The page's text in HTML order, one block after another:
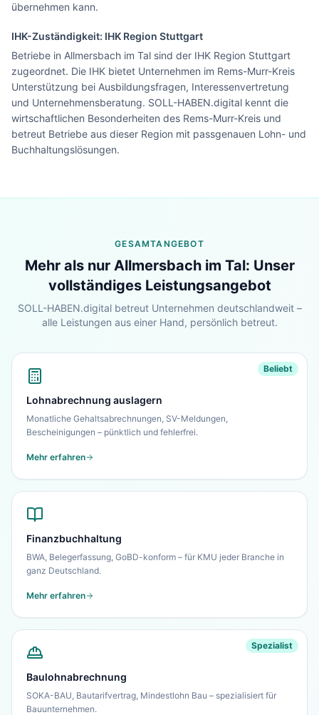
Lohn & Buchhaltung inAllmersbach im
Tal
Sehen Sie unser komplettes Angebot für Ihr
Unternehmen – in 30 Sekunden alles auf einen
Blick.
übernehmen kann.
IHK-Zuständigkeit: IHK Region Stuttgart
Betriebe in Allmersbach im Tal sind der IHK Region Stuttgart
zugeordnet. Die IHK bietet Unternehmen im Rems-Murr-Kreis
Unterstützung bei Ausbildungsfragen, Interessenvertretung
und Unternehmensberatung. SOLL-HABEN.digital kennt die
wirtschaftlichen Besonderheiten des Rems-Murr-Kreis und
betreut Betriebe aus dieser Region mit passgenauen Lohn- und
Buchhaltungslösungen.
GESAMTANGEBOT
Mehr als nur Allmersbach im Tal: Unser
vollständiges Leistungsangebot
SOLL-HABEN.digital betreut Unternehmen deutschlandweit –
alle Leistungen aus einer Hand, persönlich betreut.
Beliebt
Lohnabrechnung auslagern
Monatliche Gehaltsabrechnungen, SV-Meldungen,
Bescheinigungen – pünktlich und fehlerfrei.
Mehr erfahren
Finanzbuchhaltung
BWA, Belegerfassung, GoBD-konform – für KMU jeder Branche in
ganz Deutschland.
Mehr erfahren
Spezialist
Baulohnabrechnung
SOKA-BAU, Bautarifvertrag, Mindestlohn Bau – spezialisiert für
Bauunternehmen.